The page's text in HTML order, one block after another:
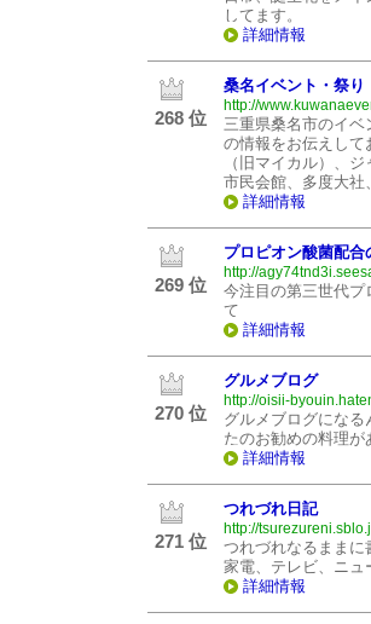
してます。
詳細情報
268 位
桑名イベント・祭り
http://
三重県桑名市のイベ
の情報をお伝えして
（旧マイカル）、
市民会館、多度大社
詳細情報
269 位
プロピオン酸菌配
http://
今注目の第三世代プ
て
詳細情報
270 位
グルメブログ
http://oisii-
グルメブログにな
たのお勧めの料理
詳細情報
271 位
つれづれ日記
http://
つれづれなるままに
家電、テレビ、ニュ
詳細情報